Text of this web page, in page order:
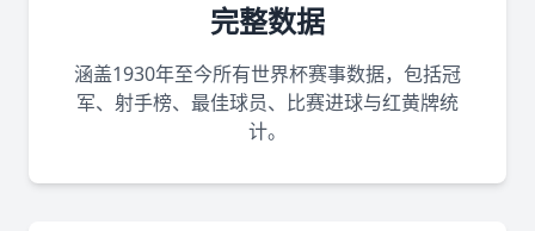
完整数据
涵盖1930年至今所有世界杯赛事数据，包括冠
军、射手榜、最佳球员、比赛进球与红黄牌统
计。